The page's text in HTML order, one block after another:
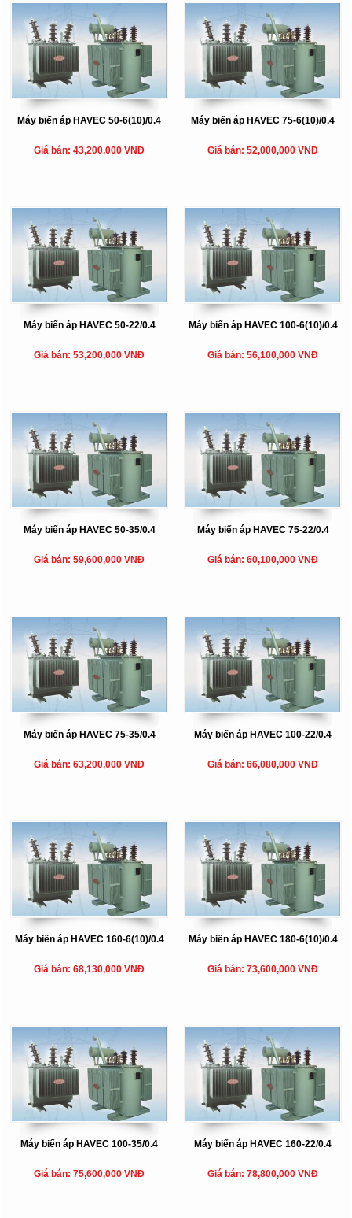
Máy biến áp HAVEC 50-6(10)/0.4
Giá bán: 43,200,000 VNĐ
Máy biến áp HAVEC 75-6(10)/0.4
Giá bán: 52,000,000 VNĐ
Máy biến áp HAVEC 50-22/0.4
Giá bán: 53,200,000 VNĐ
Máy biến áp HAVEC 100-6(10)/0.4
Giá bán: 56,100,000 VNĐ
Máy biến áp HAVEC 50-35/0.4
Giá bán: 59,600,000 VNĐ
Máy biến áp HAVEC 75-22/0.4
Giá bán: 60,100,000 VNĐ
Máy biến áp HAVEC 75-35/0.4
Giá bán: 63,200,000 VNĐ
Máy biến áp HAVEC 100-22/0.4
Giá bán: 66,080,000 VNĐ
Máy biến áp HAVEC 160-6(10)/0.4
Giá bán: 68,130,000 VNĐ
Máy biến áp HAVEC 180-6(10)/0.4
Giá bán: 73,600,000 VNĐ
Máy biến áp HAVEC 100-35/0.4
Giá bán: 75,600,000 VNĐ
Máy biến áp HAVEC 160-22/0.4
Giá bán: 78,800,000 VNĐ